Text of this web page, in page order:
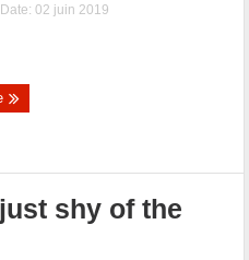
Date: 02 juin 2019
shy of the